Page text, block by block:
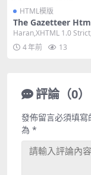
HTML模版
The Gazetteer
Haran,XHTML 1.0
olumns,...
4 年前 13
評論（0）
發佈留言必須填寫
為 *